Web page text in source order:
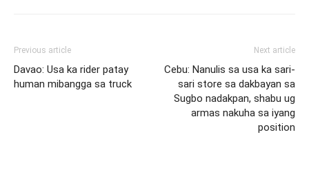
Previous article
Davao: Usa ka rider patay
human mibangga sa truck
Next article
Cebu: Nanulis sa usa ka sari-
sari store sa dakbayan sa
Sugbo nadakpan, shabu ug
armas nakuha sa iyang
position